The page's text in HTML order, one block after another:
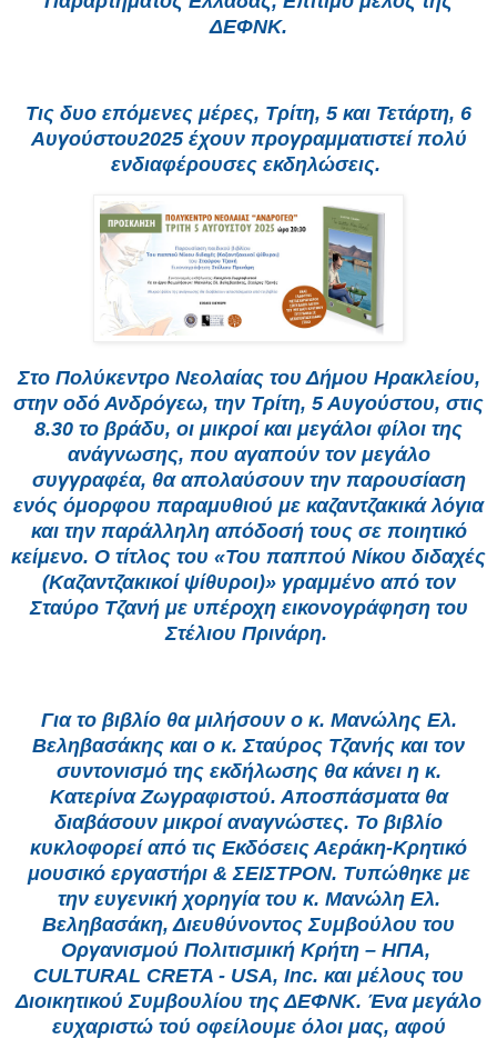
ΔΕΦΝΚ.
Τις δυο επόμενες μέρες, Τρίτη, 5 και Τετάρτη, 6
Αυγούστου2025 έχουν προγραμματιστεί πολύ
ενδιαφέρουσες εκδηλώσεις.
Στο Πολύκεντρο Νεολαίας του Δήμου Ηρακλείου,
στην οδό Ανδρόγεω, την Τρίτη, 5 Αυγούστου, στις
8.30 το βράδυ, οι μικροί και μεγάλοι φίλοι της
ανάγνωσης, που αγαπούν τον μεγάλο
συγγραφέα, θα απολαύσουν την παρουσίαση
ενός όμορφου παραμυθιού με καζαντζακικά λόγια
και την παράλληλη απόδοσή τους σε ποιητικό
κείμενο. Ο τίτλος του «Του παππού Νίκου διδαχές
(Καζαντζακικοί ψίθυροι)» γραμμένο από τον
Σταύρο Τζανή με υπέροχη εικονογράφηση του
Στέλιου Πρινάρη.
Για το βιβλίο θα μιλήσουν ο κ. Μανώλης Ελ.
Βεληβασάκης και ο κ. Σταύρος Τζανής και τον
συντονισμό της εκδήλωσης θα κάνει η κ.
Κατερίνα Ζωγραφιστού. Αποσπάσματα θα
διαβάσουν μικροί αναγνώστες. Το βιβλίο
κυκλοφορεί από τις Εκδόσεις Αεράκη-Κρητικό
μουσικό εργαστήρι & ΣΕΙΣΤΡΟΝ. Τυπώθηκε με
την ευγενική χορηγία του κ. Μανώλη Ελ.
Βεληβασάκη, Διευθύνοντος Συμβούλου του
Οργανισμού Πολιτισμική Κρήτη – ΗΠΑ,
CULTURAL CRETA - USA, Inc. και μέλους του
Διοικητικού Συμβουλίου της ΔΕΦΝΚ. Ένα μεγάλο
ευχαριστώ τού οφείλουμε όλοι μας, αφού